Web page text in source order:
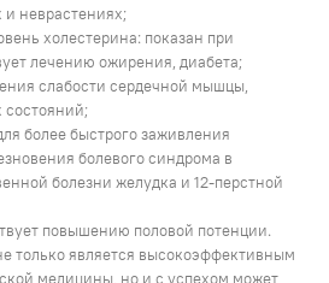
неврастениях;
холестерина: показан при
лечению ожирения, диабета;
слабости сердечной мышцы,
состояний;
более быстрого заживления
болевого синдрома в
болезни желудка и 12-перстной
повышению половой потенции.
только является высокоэффективным
медицины, но и с успехом может